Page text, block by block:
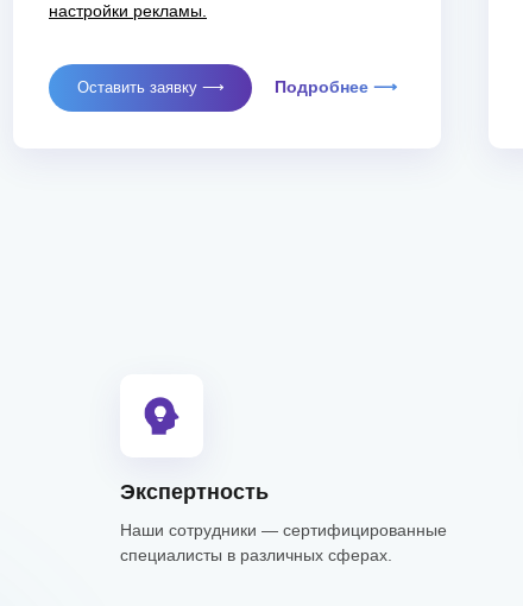
настройки рекламы.
Подробнее ⟶
Оставить заявку ⟶
Экспертность
Наши сотрудники — сертифицированные
специалисты в различных сферах.